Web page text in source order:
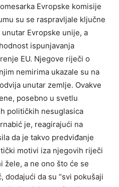
Evropske komisije
su se raspravljale ključne
Evropske unije, a
ispunjavanja
EU. Njegove riječi o
nemirima ukazale su na
unutar zemlje. Ovakve
posebno u svetlu
političkih nesuglasica
je, reagirajući na
da je takvo predviđanje
motivi iza njegovih riječi
žele, a ne ono što će se
dodajući da su “svi pokušaji